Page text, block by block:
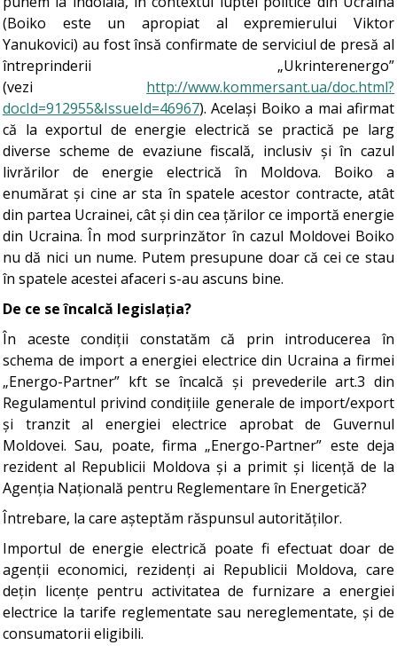
(Boiko este un apropiat al expremierului Viktor
Yanukovici) au fost însă confirmate de serviciul de presă al
întreprinderii „Ukrinterenergo”
(vezi http://www.kommersant.ua/doc.html?
docId=912955&IssueId=46967). Același Boiko a mai afirmat
că la exportul de energie electrică se practică pe larg
diverse scheme de evaziune fiscală, inclusiv și în cazul
livrărilor de energie electrică în Moldova. Boiko a
enumărat și cine ar sta în spatele acestor contracte, atât
din partea Ucrainei, cât și din cea țărilor ce importă energie
din Ucraina. În mod surprinzător în cazul Moldovei Boiko
nu dă nici un nume. Putem presupune doar că cei ce stau
în spatele acestei afaceri s-au ascuns bine.
De ce se încalcă legislația?
În aceste condiții constatăm că prin introducerea în
schema de import a energiei electrice din Ucraina a firmei
„Energo-Partner” kft se încalcă și prevederile art.3 din
Regulamentul privind condițiile generale de import/export
și tranzit al energiei electrice aprobat de Guvernul
Moldovei. Sau, poate, firma „Energo-Partner” este deja
rezident al Republicii Moldova și a primit și licență de la
Agenția Națională pentru Reglementare în Energetică?
Întrebare, la care așteptăm răspunsul autorităților.
Importul de energie electrică poate fi efectuat doar de
agenții economici, rezidenți ai Republicii Moldova, care
dețin licențe pentru activitatea de furnizare a energiei
electrice la tarife reglementate sau nereglementate, și de
consumatorii eligibili.